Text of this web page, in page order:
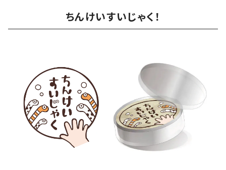
ちんけいすいじゃく！